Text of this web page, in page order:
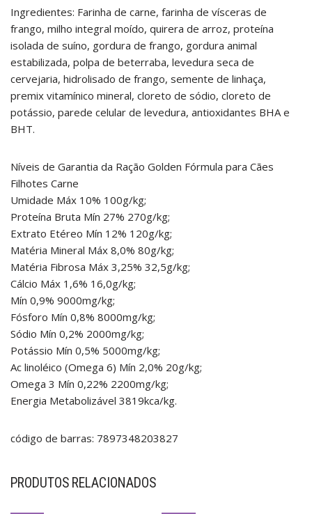
Ingredientes: Farinha de carne, farinha de vísceras de
frango, milho integral moído, quirera de arroz, proteína
isolada de suíno, gordura de frango, gordura animal
estabilizada, polpa de beterraba, levedura seca de
cervejaria, hidrolisado de frango, semente de linhaça,
premix vitamínico mineral, cloreto de sódio, cloreto de
potássio, parede celular de levedura, antioxidantes BHA e
BHT.
Níveis de Garantia da Ração Golden Fórmula para Cães
Filhotes Carne
Umidade Máx 10% 100g/kg;
Proteína Bruta Mín 27% 270g/kg;
Extrato Etéreo Mín 12% 120g/kg;
Matéria Mineral Máx 8,0% 80g/kg;
Matéria Fibrosa Máx 3,25% 32,5g/kg;
Cálcio Máx 1,6% 16,0g/kg;
Mín 0,9% 9000mg/kg;
Fósforo Mín 0,8% 8000mg/kg;
Sódio Mín 0,2% 2000mg/kg;
Potássio Mín 0,5% 5000mg/kg;
Ac linoléico (Omega 6) Mín 2,0% 20g/kg;
Omega 3 Mín 0,22% 2200mg/kg;
Energia Metabolizável 3819kca/kg.
código de barras: 7897348203827
PRODUTOS RELACIONADOS